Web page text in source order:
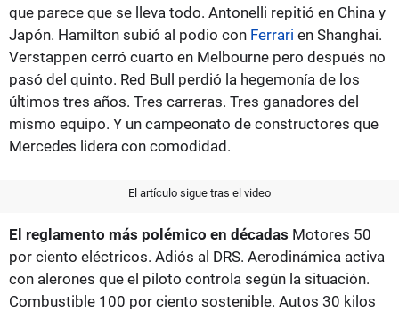
que parece que se lleva todo. Antonelli repitió en China y
Japón. Hamilton subió al podio con Ferrari en Shanghai.
Verstappen cerró cuarto en Melbourne pero después no
pasó del quinto. Red Bull perdió la hegemonía de los
últimos tres años. Tres carreras. Tres ganadores del
mismo equipo. Y un campeonato de constructores que
Mercedes lidera con comodidad.
El artículo sigue tras el video
El reglamento más polémico en décadas Motores 50
por ciento eléctricos. Adiós al DRS. Aerodinámica activa
con alerones que el piloto controla según la situación.
Combustible 100 por ciento sostenible. Autos 30 kilos